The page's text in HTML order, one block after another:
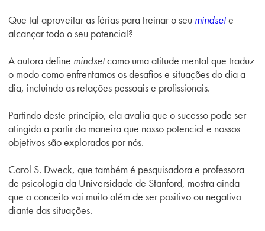
Que tal aproveitar as férias para treinar o seu mindsete
alcançar todo o seu potencial?
A autora define mindsetcomo uma atitude mental que traduz
o modo como enfrentamos os desafios e situações do dia a
dia, incluindo as relações pessoais e profissionais.
Partindo deste princípio, ela avalia que o sucesso pode ser
atingido a partir da maneira que nosso potencial e nossos
objetivos são explorados por nós.
Carol S. Dweck, que também é pesquisadora e professora
de psicologia da Universidade de Stanford, mostra ainda
que o conceito vai muito além de ser positivo ou negativo
diante das situações.